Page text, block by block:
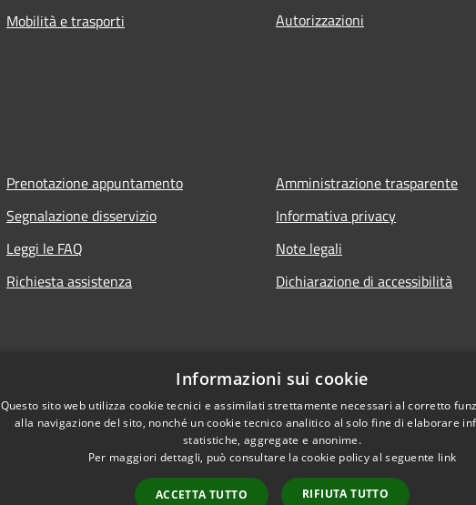
Mobilità e trasporti
Autorizzazioni
Prenotazione appuntamento
Segnalazione disservizio
Leggi le FAQ
Richiesta assistenza
Amministrazione trasparente
Informativa privacy
Note legali
Dichiarazione di accessibilità
Informazioni sui cookie
Questo sito web utilizza cookie tecnici e assimilati strettamente necessari al corretto
alla navigazione del sito, nonché un cookie tecnico analitico al solo fine di elaborare
statistiche, aggregate e anonime.
Per maggiori dettagli, può consultare la cookie policy al seguente link
ACCETTA TUTTO RIFIUTA TUTTO